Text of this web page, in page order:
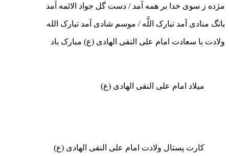
سوى خدا بر همه آمد / دست گل جواد الائمه آمد
آمد تبارک اللَّه / موسم شادى آمد تبارک الله
سعادت امام علی النقی الهادی (ع) مبارک باد
امام علی النقی الهادی (ع)
پستال ولادت امام علی النقی الهادی (ع)